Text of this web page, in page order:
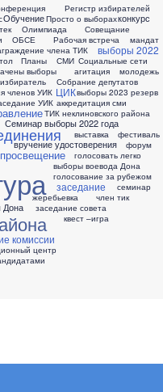
члена ТИК
членов УИК
выборы
ОБСЕ
Обучение
Олимпиада
УИК
Планы
Просто о выборах
Рабочая встреча
Регистр избирателей
СМИ
Семинар
Собрание депутатов
Совещание
Социальные сети
ТИК неклиновского района
ЦИК
агитация
аккредитация сми
вручение удостоверения
выборы 2022
выборы 2022 года
выборы 2023
выборы воевода Дона
выставка
голосование за рубежом
голосовать легко
жеребьевка
заседание
комиссии
заседание совета
центр
квест –игра
конкурс
мандат
молодежь
резерв
семинар
фестиваль
форум
член тик